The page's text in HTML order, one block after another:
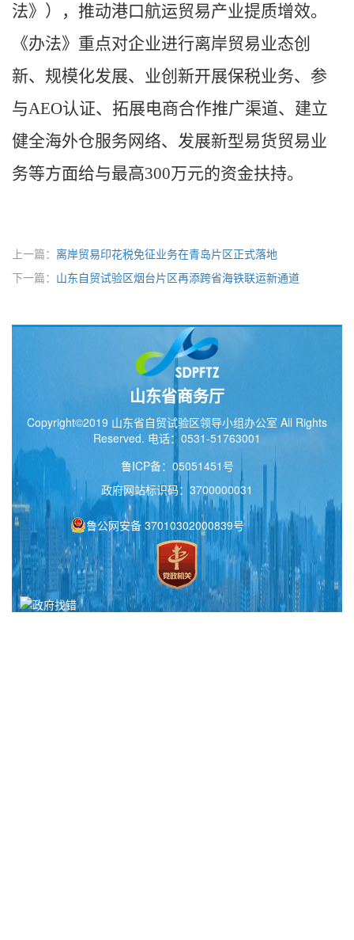
法》），推动港口航运贸易产业提质增效。
《办法》重点对企业进行离岸贸易业态创
新、规模化发展、业创新开展保税业务、参
与AEO认证、拓展电商合作推广渠道、建立
健全海外仓服务网络、发展新型易货贸易业
务等方面给与最高300万元的资金扶持。
上一篇： 离岸贸易印花税免征业务在青岛片区正式落地
下一篇： 山东自贸试验区烟台片区再添跨省海铁联运新通道
山东省商务厅
Copyright©2019 山东省自贸试验区领导小组办公室 All Rights
Reserved. 电话：0531-51763001
鲁ICP备：05051451号
政府网站标识码：3700000031
鲁公网安备 37010302000839号